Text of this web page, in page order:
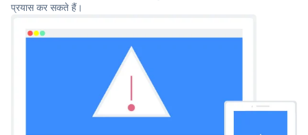
प्रयास कर सकते हैं।